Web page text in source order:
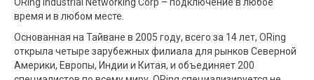
время и в любом месте.
Основанная на Тайване в 2005 году, всего за 14 лет, ORing
открыла четыре зарубежных филиала для рынков Северной
Америки, Европы, Индии и Китая, и объединяет 200